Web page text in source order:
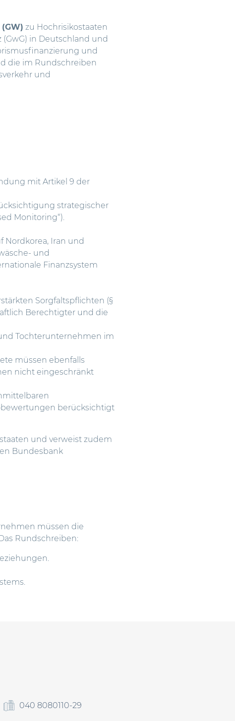
zu Hochrisikostaaten
in Deutschland und
und
die im Rundschreiben
und
mit Artikel 9 der
strategischer
Monitoring“).
Nordkorea, Iran und
und
Finanzsystem
Sorgfaltspflichten (§
Berechtigter und die
Tochterunternehmen im
müssen ebenfalls
nicht eingeschränkt
berücksichtigt
und verweist zudem
Bundesbank
müssen die
Rundschreiben:
040 8080110-29